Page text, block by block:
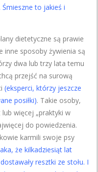
to jakieś i
dietetyczne są prawie
inne sposoby żywienia są
dwa lub trzy lata temu
przejść na surową
(eksperci, którzy jeszcze
posiłki). Takie osoby,
więcej „praktyki w
do powiedzenia.
karmili swoje psy
że kilkadziesiąt lat
resztki ze stołu. I